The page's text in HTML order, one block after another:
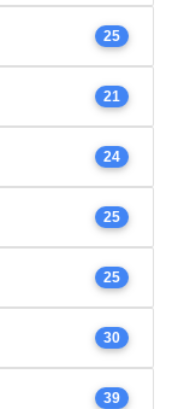
25
21
24
25
25
30
39